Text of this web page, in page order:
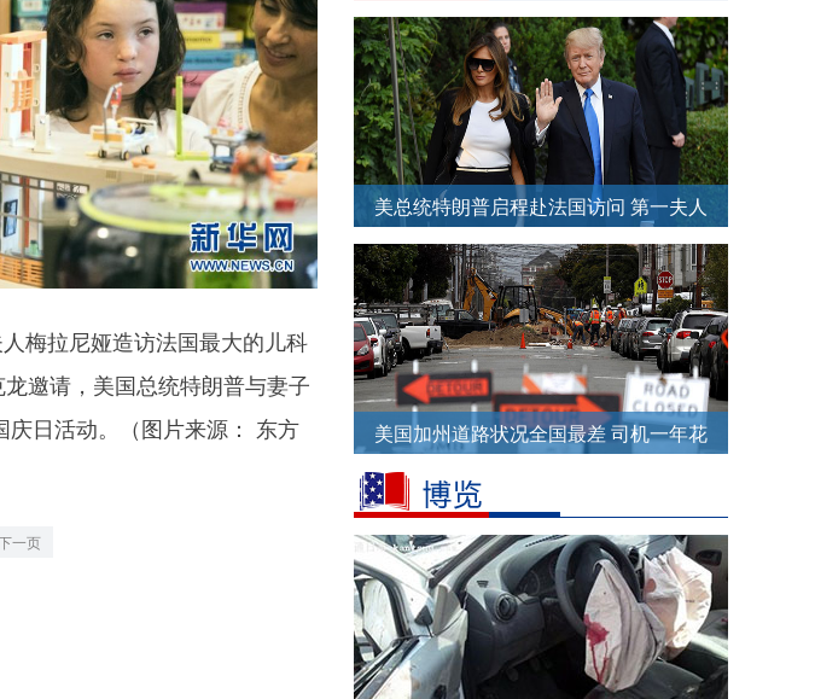
梅拉尼娅造访法国最大的儿科
邀请，美国总统特朗普与妻子
日活动。（图片来源： 东方
一页
美总统特朗普启程赴法国访问 第一夫人
梅拉尼娅一袭黑装气场全开
美国加州道路状况全国最差 司机一年花